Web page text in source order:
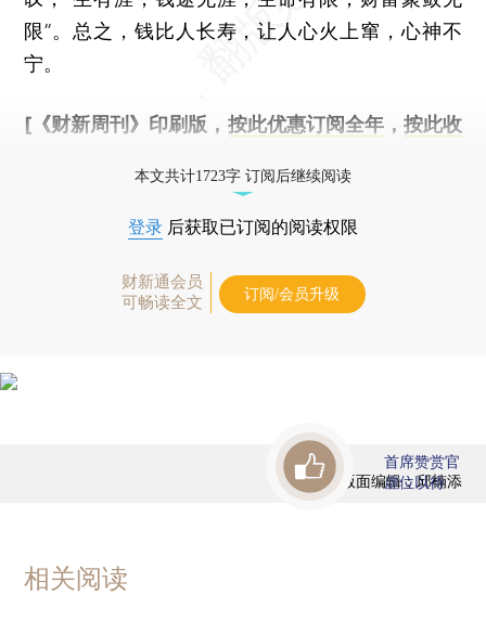
限”。总之，钱比人长寿，让人心火上窜，心神不
宁。
[《财新周刊》印刷版， 按此优惠订阅全年， 按此收
本文共计1723字 订阅后继续阅读
登录 后获取已订阅的阅读权限
财新通会员
可畅读全文
订阅/会员升级
版面编辑：邱楠添
首席赞赏官
虚位以待
相关阅读